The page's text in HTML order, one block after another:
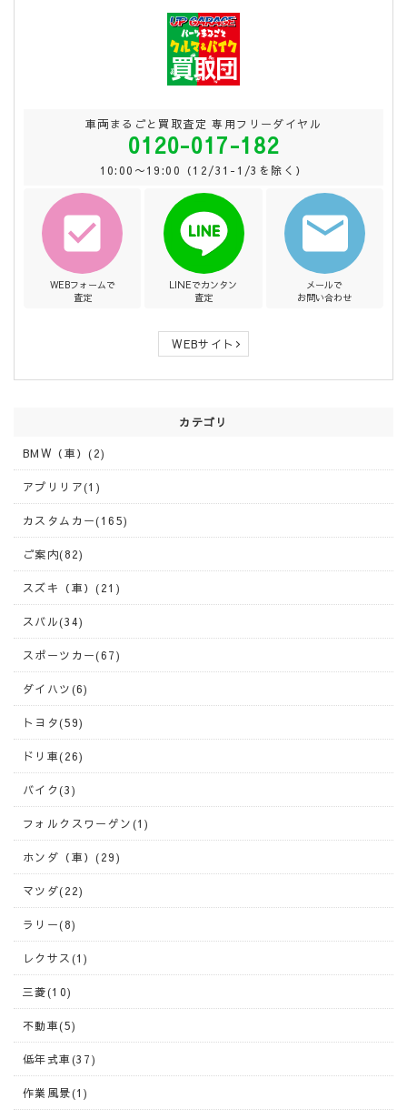
車両まるごと買取査定 専用フリーダイヤル
0120-017-182
10:00〜19:00（12/31-1/3を除く）
WEBフォームで
査定
LINEでカンタン
査定
メールで
お問い合わせ
WEBサイト
カテゴリ
BMW（車）(2)
アプリリア(1)
カスタムカー(165)
ご案内(82)
スズキ（車）(21)
スバル(34)
スポーツカー(67)
ダイハツ(6)
トヨタ(59)
ドリ車(26)
バイク(3)
フォルクスワーゲン(1)
ホンダ（車）(29)
マツダ(22)
ラリー(8)
レクサス(1)
三菱(10)
不動車(5)
低年式車(37)
作業風景(1)